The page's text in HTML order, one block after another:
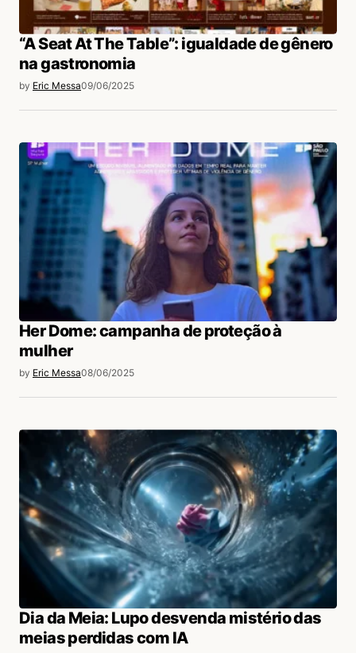
“A Seat At The Table”: igualdade de gênero
na gastronomia
by Eric Messa09/06/2025
Her Dome: campanha de proteção à
mulher
by Eric Messa08/06/2025
Dia da Meia: Lupo desvenda mistério das
meias perdidas com IA